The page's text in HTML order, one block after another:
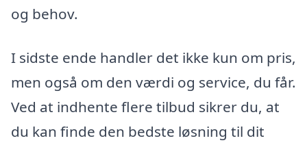
og behov.
I sidste ende handler det ikke kun om pris,
men også om den værdi og service, du får.
Ved at indhente flere tilbud sikrer du, at
du kan finde den bedste løsning til dit